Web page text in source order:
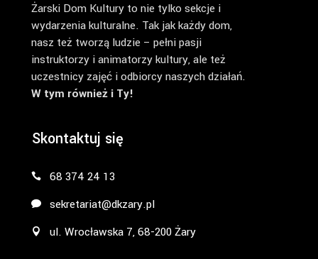
Żarski Dom Kultury to nie tylko sekcje i
wydarzenia kulturalne. Tak jak każdy dom,
nasz też tworzą ludzie – pełni pasji
instruktorzy i animatorzy kultury, ale też
uczestnicy zajęć i odbiorcy naszych działań.
W tym również i Ty!
Skontaktuj się
68 374 24 13
sekretariat@dkzary.pl
ul. Wrocławska 7, 68-200 Żary